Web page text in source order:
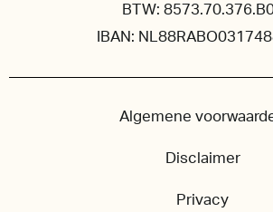
BTW:
IBAN:
Algemene
Disclaimer
Privacy